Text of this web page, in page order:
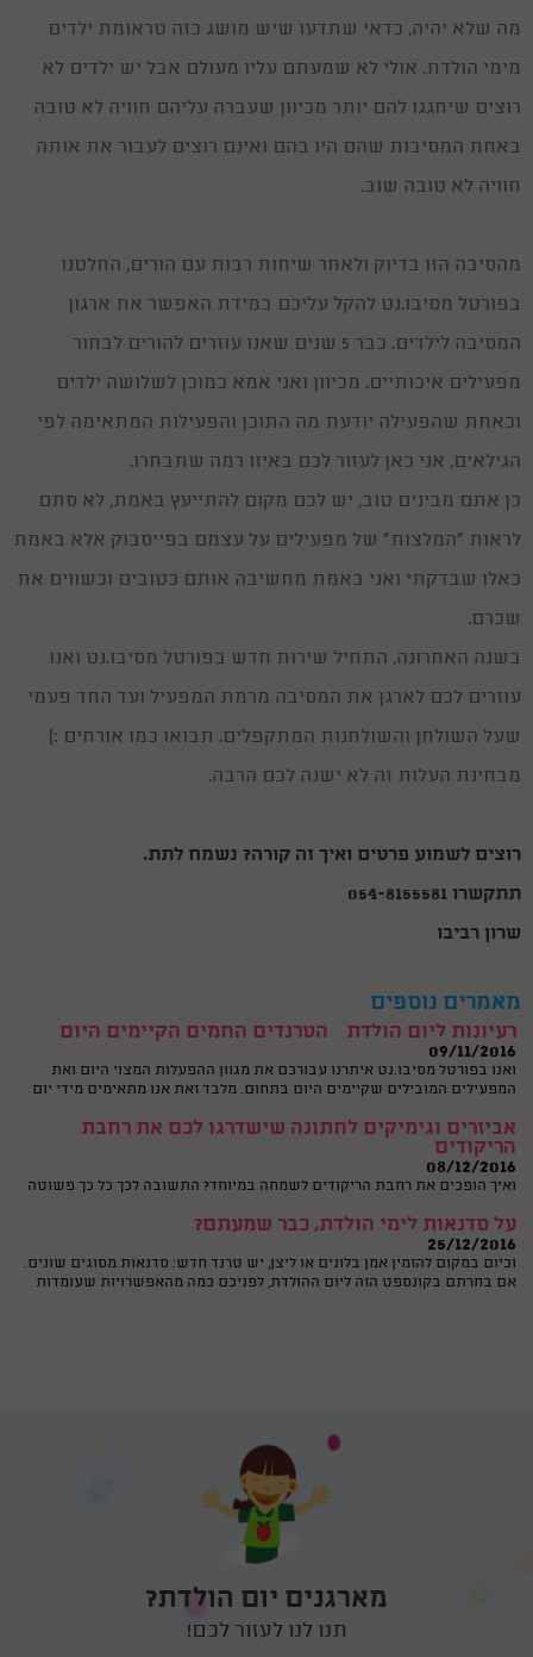
מה שלא יהיה, כדאי שתדעו שיש מושג כזה טראומת ילדים
מימי הולדת. אולי לא שמעתם עליו מעולם אבל יש ילדים לא
רוצים שיחגגו להם יותר מכיוון שעברה עליהם חוויה לא טובה
באחת המסיבות שהם היו בהם ואינם רוצים לעבור את אותה
חוויה לא טובה שוב.
מהסיבה הזו בדיוק ולאחר שיחות רבות עם הורים, החלטנו
בפורטל מסיבו.נט להקל עליכם במידת האפשר את ארגון
המסיבה לילדים. כבר 5 שנים שאנו עוזרים להורים לבחור
מפעילים איכותיים. מכיוון ואני אמא כמוכן לשלושה ילדים
וכאחת שהפעילה יודעת מה התוכן והפעילות המתאימה לפי
הגילאים, אני כאן לעזור לכם באיזו רמה שתבחרו.
כן אתם מבינים טוב, יש לכם מקום להתייעץ באמת, לא סתם
לראות "המלצות" של מפעילים על עצמם בפייסבוק אלא באמת
כאלו שבדקתי ואני באמת מחשיבה אותם כטובים וכשווים את
שכרם.
בשנה האחרונה, התחיל שירות חדש בפורטל מסיבו.נט ואנו
עוזרים לכם לארגן את המסיבה מרמת המפעיל ועד החד פעמי
שעל השולחן והשולחנות המתקפלים. תבואו כמו אורחים :)
מבחינת העלות זה לא ישנה לכם הרבה.
רוצים לשמוע פרטים ואיך זה קורה? נשמח לתת.
תתקשרו 054-8155581
שרון רביבו
מאמרים נוספים
ימי הולדת לבנים בגילאי 8-10
25/12/2016
ובחירת הפעלות לימי הולדת זהו אינו עניין של מה בכך. מלבד מקצועיותם של
המפעילים יש לוודא כי ההפעלה מתאימה לגילאים של הילדים כמו כפפה. איך
עושים זאת? בשביל זה אנחנו כאן!
למה לבחור בקוסם ליום הולדת?
11/12/2015
ומאז ומתמיד גם אנחנו המבוגרים ובעיקר הילדים נמשכים לעולם הקסמים. זהו
בעולם או לא, כולנו מתפעלים גם לנוכחתו של קסם הקלפים הפשוט ביותר...
ליצן או ליצנית ליום הולדת
17/07/2015
בבחירת ליצן או ליצנית ליום הולדת לילדיכם .
ששש... מקליטים! נכנסים לאולפן להקלטת שיר בת מצווה
ובשנים האחרונות יותר ויותר אנשים אשר מפיקים בת מצווה בוחרים באפשרות
05/10/2016
בהפעלה מסוג זה.
יום הולדת מדעי לילדים
המשלבת העשרה, הפעלה, ועניין אצל הילדים. הנה כמה רעיונות וקצת מידע על
סוגי ימי הולדת מדעיים..
רעיונות ליום הולדת – הטרנדים החמים הקיימים היום
09/11/2016
ואנו בפורטל מסיבו.נט איתרנו עבורכם את מגוון ההפעלות המצוי היום ואת
המפעילים המובילים שקיימים היום בתחום. מלבד זאת אנו מתאימים מידי יום
אביזרים וגימיקים לחתונה שישדרגו לכם את רחבת
הריקודים
08/12/2016
ואיך הופכים את רחבת הריקודים לשמחה במיוחד? התשובה לכך כל כך פשוטה
וגדולים כאחד, שבלעדיהם האווירה אינה שלמה.
על סדנאות לימי הולדת, כבר שמעתם?
25/12/2016
וכיום במקום להזמין אמן בלונים או ליצן, יש טרנד חדש: סדנאות מסוגים שונים.
אם בחרתם בקונספט הזה ליום ההולדת, לפניכם כמה מהאפשרויות שעומדות
ובחירת הפעלות לימי הולדת זהו אינו עניין של מה בכך. מלבד מקצועיותם של
המפעילים יש לוודא כי ההפעלה מתאימה לגילאים של הילדים כמו כפפה. איך
עושים זאת? בשביל זה אנחנו כאן!
למה לבחור בקוסם ליום הולדת?
ומאז ומתמיד גם אנחנו המבוגרים ובעיקר הילדים נמשכים לעולם הקסמים. זהו
בעולם או לא, כולנו מתפעלים גם לנוכחתו של קסם הקלפים הפשוט ביותר...
ליצן או ליצנית ליום הולדתמארגנים יום הולדת?
תנו לנו לעזור לכם!